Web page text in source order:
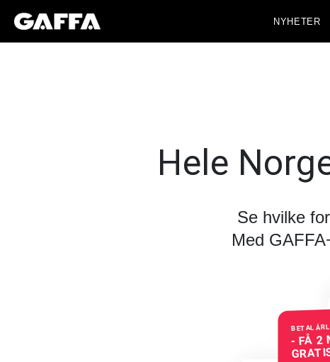
NYHETER
Hele
Se hvilke
Med
BETAL
- FÅ 2